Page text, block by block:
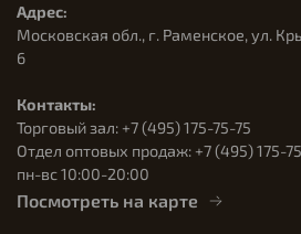
Адрес:
Московская обл., г. Раменское, ул.
6
Контакты:
Торговый зал: +7 (495) 175-75-75
Отдел оптовых продаж: +7 (495) 175-
пн-вс 10:00-20:00
Посмотреть на карте